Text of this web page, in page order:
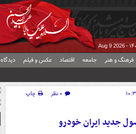
Aug 9 2026
فرهنگ و هنر جامعه اقتصاد عکس و فیلم دیدگاه
۰ نظر
چاپ
جدید ایران خودرو